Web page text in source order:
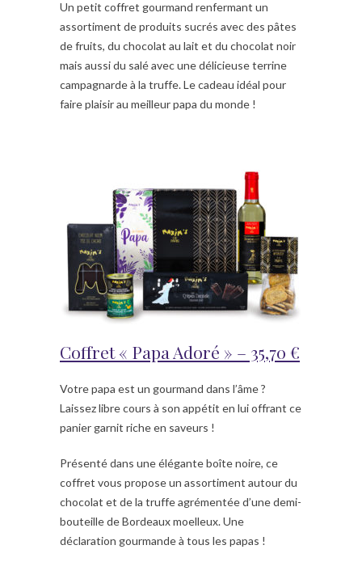
Un petit coffret gourmand renfermant un
assortiment de produits sucrés avec des pâtes
de fruits, du chocolat au lait et du chocolat noir
mais aussi du salé avec une délicieuse terrine
campagnarde à la truffe. Le cadeau idéal pour
faire plaisir au meilleur papa du monde !
Coffret « Papa Adoré » – 35,70 €
Votre papa est un gourmand dans l’âme ?
Laissez libre cours à son appétit en lui offrant ce
panier garnit riche en saveurs !
Présenté dans une élégante boîte noire, ce
coffret vous propose un assortiment autour du
chocolat et de la truffe agrémentée d’une demi-
bouteille de Bordeaux moelleux. Une
déclaration gourmande à tous les papas !